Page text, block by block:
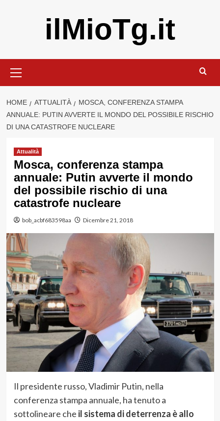
ilMioTg.it
principale
HOME ATTUALITÀ
MOSCA, CONFERENZA STAMPA
ANNUALE: PUTIN AVVERTE IL MONDO DEL POSSIBILE RISCHIO
DI UNA CATASTROFE NUCLEARE
Attualità
Mosca, conferenza stampa
annuale: Putin avverte il mondo
del possibile rischio di una
catastrofe nucleare
bob_acbf683598aa Dicembre 21, 2018
Il presidente russo, Vladimir Putin, nella
conferenza stampa annuale, ha tenuto a
sottolineare che il sistema di deterrenza è allo